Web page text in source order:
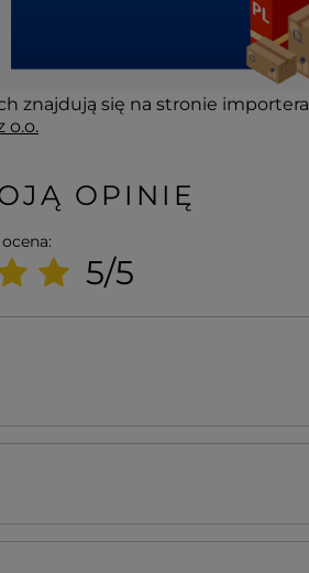
znajdują się na stronie importera
o.o.
OPINIĘ
5/5